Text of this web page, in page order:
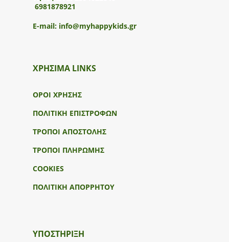
6981878921
E-mail: info@myhappykids.gr
ΧΡΗΣΙΜΑ LINKS
ΟΡΟΙ ΧΡΗΣΗΣ
ΠΟΛΙΤΙΚΗ ΕΠΙΣΤΡΟΦΩΝ
ΤΡΟΠΟΙ ΑΠΟΣΤΟΛΗΣ
ΤΡΟΠΟΙ ΠΛΗΡΩΜΗΣ
COOKIES
ΠΟΛΙΤΙΚΗ ΑΠΟΡΡΗΤΟΥ
ΥΠΟΣΤΉΡΙΞΗ